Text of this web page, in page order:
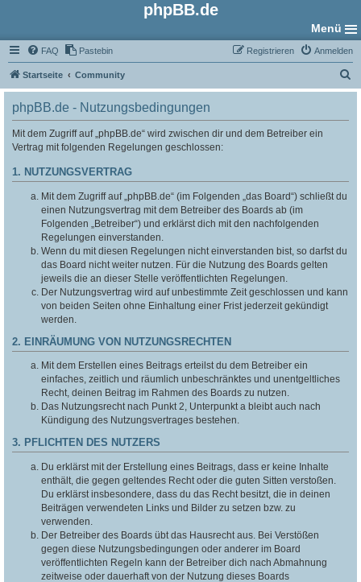
phpBB.de
Menü
FAQ Pastebin Anmelden
Registrieren
Startseite Community
u
phpBB.de - Nutzungsbedingungen
Mit dem Zugriff auf „phpBB.de“ wird zwischen dir und dem Betreiber ein
Vertrag mit folgenden Regelungen geschlossen:
1. NUTZUNGSVERTRAG
Mit dem Zugriff auf „phpBB.de“ (im Folgenden „das Board“) schließt du
einen Nutzungsvertrag mit dem Betreiber des Boards ab (im
Folgenden „Betreiber“) und erklärst dich mit den nachfolgenden
Regelungen einverstanden.
Wenn du mit diesen Regelungen nicht einverstanden bist, so darfst du
das Board nicht weiter nutzen. Für die Nutzung des Boards gelten
jeweils die an dieser Stelle veröffentlichten Regelungen.
Der Nutzungsvertrag wird auf unbestimmte Zeit geschlossen und kann
von beiden Seiten ohne Einhaltung einer Frist jederzeit gekündigt
werden.
2. EINRÄUMUNG VON NUTZUNGSRECHTEN
Mit dem Erstellen eines Beitrags erteilst du dem Betreiber ein
einfaches, zeitlich und räumlich unbeschränktes und unentgeltliches
Recht, deinen Beitrag im Rahmen des Boards zu nutzen.
Das Nutzungsrecht nach Punkt 2, Unterpunkt a bleibt auch nach
Kündigung des Nutzungsvertrages bestehen.
3. PFLICHTEN DES NUTZERS
Du erklärst mit der Erstellung eines Beitrags, dass er keine Inhalte
enthält, die gegen geltendes Recht oder die guten Sitten verstoßen.
Du erklärst insbesondere, dass du das Recht besitzt, die in deinen
Beiträgen verwendeten Links und Bilder zu setzen bzw. zu
verwenden.
Der Betreiber des Boards übt das Hausrecht aus. Bei Verstößen
gegen diese Nutzungsbedingungen oder anderer im Board
veröffentlichten Regeln kann der Betreiber dich nach Abmahnung
zeitweise oder dauerhaft von der Nutzung dieses Boards